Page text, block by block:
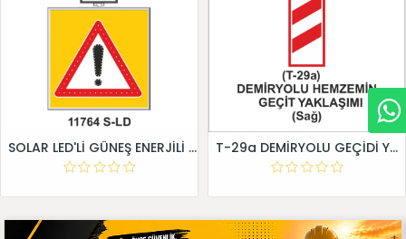
SOLAR LED'Lİ GÜNEŞ ENERJİLİ LEVHA T-29a DEMİRYOLU GEÇİDİ YAKLAŞIM LEVHALARI (Sağ)